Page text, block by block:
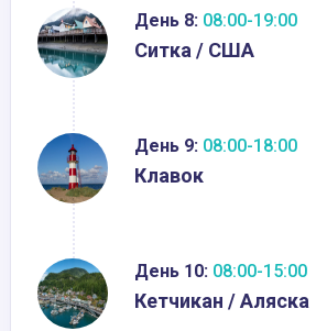
День 8: 08:00-19:00
Ситка / США
День 9: 08:00-18:00
Клавок
День 10: 08:00-15:00
Кетчикан / Аляска